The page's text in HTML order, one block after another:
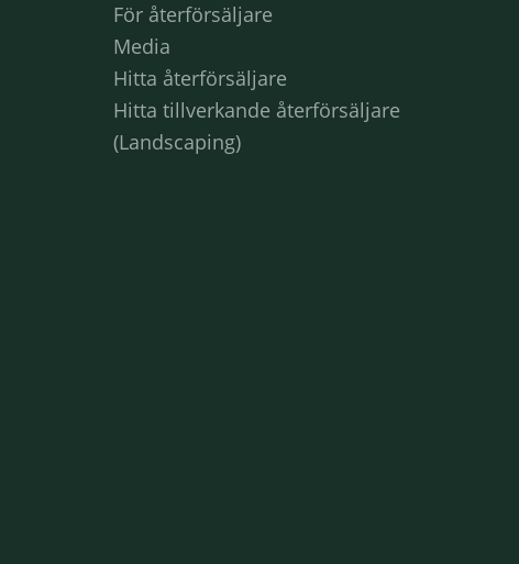
För återförsäljare
Media
Hitta återförsäljare
Hitta tillverkande återförsäljare
(Landscaping)